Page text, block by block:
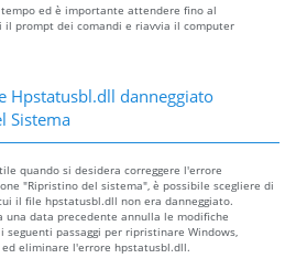
ed è importante attendere fino al
prompt dei comandi e riavvia il computer
Hpstatusbl.dll danneggiato
Sistema
quando si desidera correggere l'errore
"Ripristino del sistema", è possibile scegliere di
il file hpstatusbl.dll non era danneggiato.
data precedente annulla le modifiche
passaggi per ripristinare Windows,
eliminare l'errore hpstatusbl.dll.